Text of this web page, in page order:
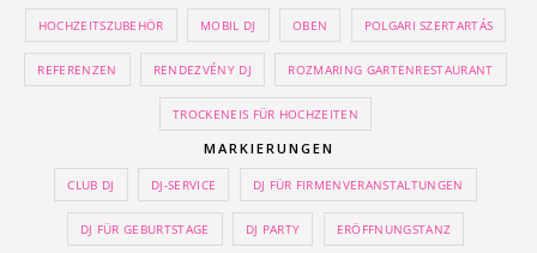
HOCHZEITSZUBEHÖR MOBIL DJ OBEN POLGARI SZERTARTÁS
REFERENZEN RENDEZVÉNY DJ ROZMARING GARTENRESTAURANT
TROCKENEIS FÜR HOCHZEITEN
MARKIERUNGEN
CLUB DJ DJ-SERVICE DJ FÜR FIRMENVERANSTALTUNGEN
DJ FÜR GEBURTSTAGE DJ PARTY ERÖFFNUNGSTANZ